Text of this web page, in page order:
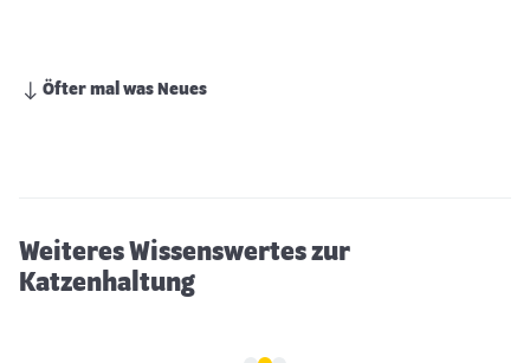
Öfter mal was Neues
Weiteres Wissenswertes zur
Katzenhaltung